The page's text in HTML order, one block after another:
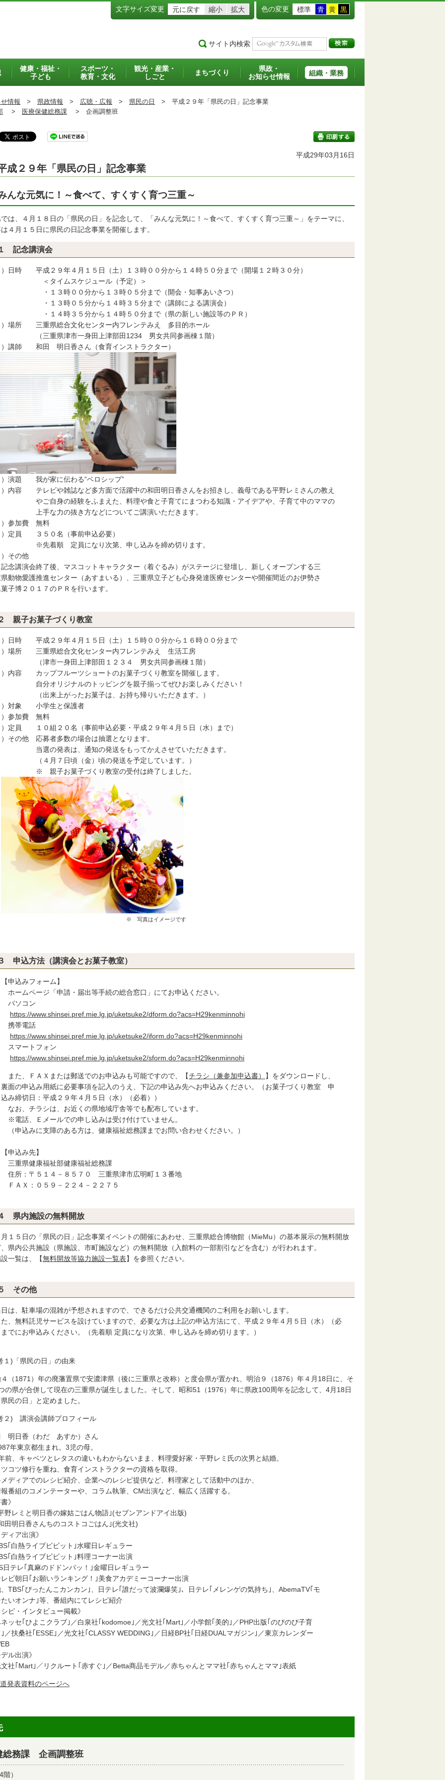
文字サイズ変更 元に戻す 縮小 拡大 色の変更 標準 青 黄 黒
サイト内検索
健康・福祉・
子ども
スポーツ・
教育・文化
観光・産業・
しごと
まちづくり
県政・
お知らせ情報
組織・業務
情報 > 県政情報 > 広聴・広報 > 県民の日 > 平成２９年「県民の日」記念事業
> 医療保健総務課 > 企画調整班
印刷する
平成29年03月16日
成２９年「県民の日」記念事業
んな元気に！～食べて、すくすく育つ三重～
は、４月１８日の「県民の日」を記念して、「みんな元気に！～食べて、すくすく育つ三重～」をテーマに、
４月１５日に県民の日記念事業を開催します。
記念講演会
）日時 平成２９年４月１５日（土）１３時００分から１４時５０分まで（開場１２時３０分）
タイムスケジュール（予定）＞
３時００分から１３時０５分まで（開会・知事あいさつ）
３時０５分から１４時３５分まで（講師による講演会）
４時３５分から１４時５０分まで（県の新しい施設等のＰＲ）
）場所 三重県総合文化センター内フレンテみえ 多目的ホール
重県津市一身田上津部田1234 男女共同参画棟１階）
）講師 和田 明日香さん（食育インストラクター）
）演題 我が家に伝わる”ベロシップ”
）内容 テレビや雑誌など多方面で活躍中の和田明日香さんをお招きし、義母である平野レミさんの教え
自身の経験をふまえた、料理や食と子育てにまつわる知識・アイデアや、子育て中のママの
な力の抜き方などについてご講演いただきます。
）参加費 無料
）定員 ３５０名（事前申込必要）
着順 定員になり次第、申し込みを締め切ります。
）その他
講演会終了後、マスコットキャラクター（着ぐるみ）がステージに登壇し、新しくオープンする三
動物愛護推進センター（あすまいる）、三重県立子ども心身発達医療センターや開催間近のお伊勢さ
子博２０１７のＰＲを行います。
親子お菓子づくり教室
）日時 平成２９年４月１５日（土）１５時００分から１６時００分まで
）場所 三重県総合文化センター内フレンテみえ 生活工房
市一身田上津部田１２３４ 男女共同参画棟１階）
）内容 カップフルーツショートのお菓子づくり教室を開催します。
オリジナルのトッピングを親子揃ってぜひお楽しみください！
来上がったお菓子は、お持ち帰りいただきます。）
）対象 小学生と保護者
）参加費 無料
）定員 １０組２０名（事前申込必要・平成２９年４月５日（水）まで）
）その他 応募者多数の場合は抽選となります。
の発表は、通知の発送をもってかえさせていただきます。
月７日頃（金）頃の発送を予定しています。）
子お菓子づくり教室の受付は終了しました。
※ 写真はイメージです
申込方法（講演会とお菓子教室）
込みフォーム】
ムページ「申請・届出等手続の総合窓口」にてお申込ください。
ソコン
https://www.shinsei.pref.mie.lg.jp/uketsuke2/dform.do?acs=H29kenminnohi
帯電話
https://www.shinsei.pref.mie.lg.jp/uketsuke2/iform.do?acs=H29kenminnohi
ートフォン
https://www.shinsei.pref.mie.lg.jp/uketsuke2/sform.do?acs=H29kenminnohi
、ＦＡＸまたは郵送でのお申込みも可能ですので、【チラシ（兼参加申込書）
】をダウンロードし、
の申込み用紙に必要事項を記入のうえ、下記の申込み先へお申込みください。（お菓子づくり教室 申
締切日：平成２９年４月５日（水）（必着））
、チラシは、お近くの県地域庁舎等でも配布しています。
話、Ｅメールでの申し込みは受け付けていません。
込みに支障のある方は、健康福祉総務課までお問い合わせください。）
込み先】
県健康福祉部健康福祉総務課
：〒５１４－８５７０ 三重県津市広明町１３番地
Ｘ：０５９－２２４－２２７５
県内施設の無料開放
１５日の「県民の日」記念事業イベントの開催にあわせ、三重県総合博物館（MieMu）の基本展示の無料開放
県内公共施設（県施設、市町施設など）の無料開放（入館料の一部割引などを含む）が行われます。
一覧は、【無料開放等協力施設一覧表】を参照ください。
その他
は、駐車場の混雑が予想されますので、できるだけ公共交通機関のご利用をお願いします。
、無料託児サービスを設けていますので、必要な方は上記の申込方法にて、平成２９年４月５日（水）（必
でにお申込みください。（先着順 定員になり次第、申し込みを締め切ります。）
１)「県民の日」の由来
４（1871）年の廃藩置県で安濃津県（後に三重県と改称）と度会県が置かれ、明治９（1876）年４月18日に、そ
の県が合併して現在の三重県が誕生しました。そして、昭和51（1976）年に県政100周年を記念して、4月18日
民の日」と定めました。
２) 講演会講師プロフィール
明日香（わだ あすか）さん
年東京都生まれ。3児の母。
前、キャベツとレタスの違いもわからないまま、料理愛好家・平野レミ氏の次男と結婚。
コツ修行を重ね、食育インストラクターの資格を取得。
ディアでのレシピ紹介、企業へのレシピ提供など、料理家として活動中のほか、
番組のコメンテーターや、コラム執筆、CM出演など、幅広く活躍する。
》
野レミと明日香の嫁姑ごはん物語｣(セブンアンドアイ出版)
田明日香さんちのコストコごはん｣(光文社)
ディア出演》
｢白熱ライブビビット｣水曜日レギュラー
｢白熱ライブビビット｣料理コーナー出演
テレ｢真麻のドドンパッ！｣金曜日レギュラー
ビ朝日｢お願いランキング！｣美食アカデミーコーナー出演
TBS｢ぴったんこカンカン｣、日テレ｢誰だって波瀾爆笑｣、日テレ｢メレンゲの気持ち｣、AbemaTV｢モ
いオンナ｣等、番組内にてレシピ紹介
シピ・インタビュー掲載》
ッセ｢ひよこクラブ｣／白泉社｢kodomoe｣／光文社｢Mart｣／小学館｢美的｣／PHP出版｢のびのび子育
／扶桑社｢ESSE｣／光文社｢CLASSY WEDDING｣／日経BP社｢日経DUALマガジン｣／東京カレンダー
デル出演》
社｢Mart｣／リクルート｢赤すぐ｣／Betta商品モデル／赤ちゃんとママ社｢赤ちゃんとママ｣表紙
発表資料のページへ
務課 企画調整班
）